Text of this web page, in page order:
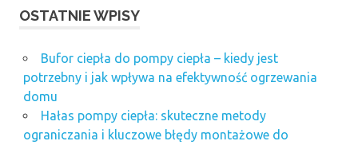
OSTATNIE WPISY
Bufor ciepła do pompy ciepła – kiedy jest
potrzebny i jak wpływa na efektywność ogrzewania
domu
Hałas pompy ciepła: skuteczne metody
ograniczania i kluczowe błędy montażowe do